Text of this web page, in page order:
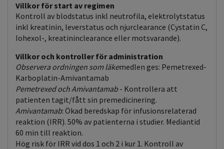
Villkor för start av regimen
Kontroll av blodstatus inkl neutrofila, elektrolytstatus
inkl kreatinin, leverstatus och njurclearance (Cystatin C,
Iohexol-, kreatininclearance eller motsvarande).
Villkor och kontroller för administration
Observera ordningen som läkemedlen ges: Pemetrexed-
Karboplatin-Amivantamab
Pemetrexed och Amivantamab- Kontrollera att
patienten tagit/fått sin premedicinering.
Amivantamab: Ökad beredskap för infusionsrelaterad
reaktion (IRR). 50% av patienterna i studier. Mediantid
60 min till reaktion.
Hög risk för IRR vid dos 1 och 2 i kur 1. Kontroll av